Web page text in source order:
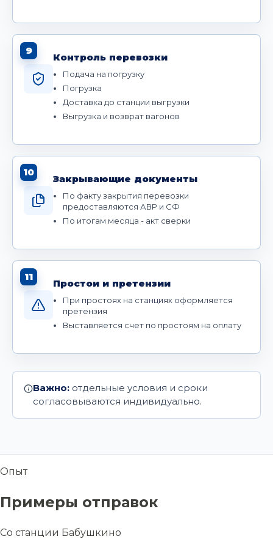
9
Контроль перевозки
Подача на погрузку
Погрузка
Доставка до станции выгрузки
Выгрузка и возврат вагонов
10
Закрывающие документы
По факту закрытия перевозки
предоставляются АВР и СФ
По итогам месяца - акт сверки
11
Простои и претензии
При простоях на станциях оформляется
претензия
Выставляется счет по простоям на оплату
Важно: отдельные условия и сроки
согласовываются индивидуально.
Опыт
Примеры отправок
Со станции Бабушкино